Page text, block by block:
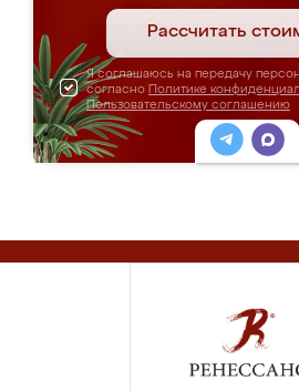
Рассчитать
Я соглашаюсь на передачу
согласно Политике
Пользовательскому соглашению